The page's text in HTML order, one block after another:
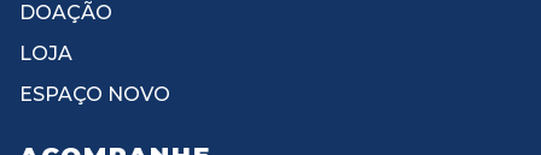
DOAÇÃO
LOJA
ESPAÇO NOVO